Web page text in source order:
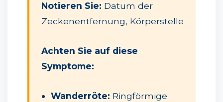
Notieren Sie: Datum der
Zeckenentfernung, Körperstelle
Achten Sie auf diese
Symptome:
Wanderröte: Ringförmige